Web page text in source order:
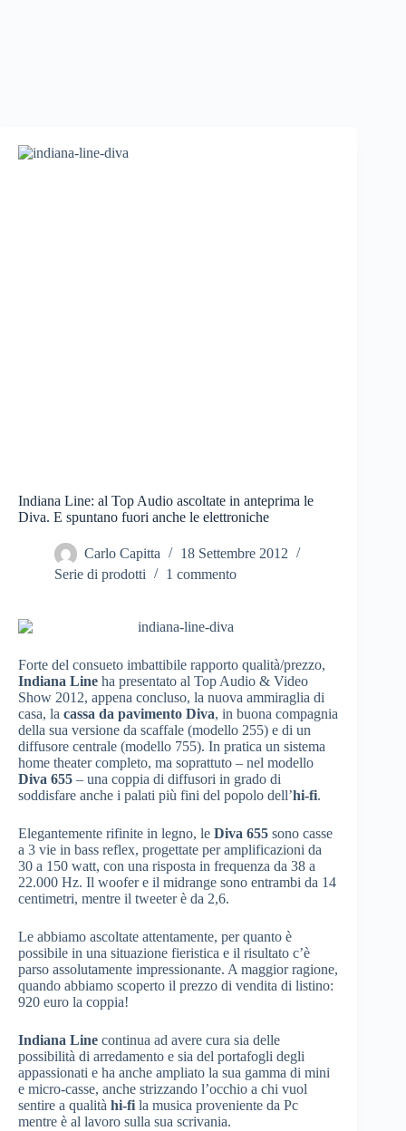
Indiana Line: al Top Audio ascoltate in anteprima le
Diva. E spuntano fuori anche le elettroniche
Carlo Capitta
18 Settembre 2012
Serie di prodotti
1 commento
Forte del consueto imbattibile rapporto qualità/prezzo,
Indiana Line ha presentato al Top Audio & Video
Show 2012, appena concluso, la nuova ammiraglia di
casa, la cassa da pavimento Diva, in buona compagnia
della sua versione da scaffale (modello 255) e di un
diffusore centrale (modello 755). In pratica un sistema
home theater completo, ma soprattuto – nel modello
Diva 655 – una coppia di diffusori in grado di
soddisfare anche i palati più fini del popolo dell’hi-fi.
Elegantemente rifinite in legno, le Diva 655 sono casse
a 3 vie in bass reflex, progettate per amplificazioni da
30 a 150 watt, con una risposta in frequenza da 38 a
22.000 Hz. Il woofer e il midrange sono entrambi da 14
centimetri, mentre il tweeter è da 2,6.
Le abbiamo ascoltate attentamente, per quanto è
possibile in una situazione fieristica e il risultato c’è
parso assolutamente impressionante. A maggior ragione,
quando abbiamo scoperto il prezzo di vendita di listino:
920 euro la coppia!
Indiana Line continua ad avere cura sia delle
possibilità di arredamento e sia del portafogli degli
appassionati e ha anche ampliato la sua gamma di mini
e micro-casse, anche strizzando l’occhio a chi vuol
sentire a qualità hi-fi la musica proveniente da Pc
mentre è al lavoro sulla sua scrivania.